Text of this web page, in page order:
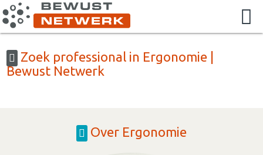
Zoek professional in Ergonomie |
Bewust Netwerk
Over Ergonomie